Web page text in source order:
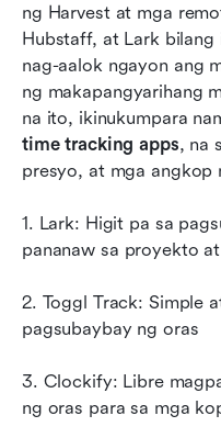
ng Harvest at mga
Hubstaff, at Lark bilang
nag-aalok ngayon ang
ng makapangyarihang
time tracking apps, na
presyo, at mga angkop
1. Lark: Higit pa sa
pananaw sa proyekto
2. Toggl Track: Simple
pagsubaybay ng oras
3. Clockify: Libre
ng oras para sa mga
May kaugnayang